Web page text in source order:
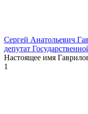
Сергей Анатольевич
депутат
Настоящее имя
1